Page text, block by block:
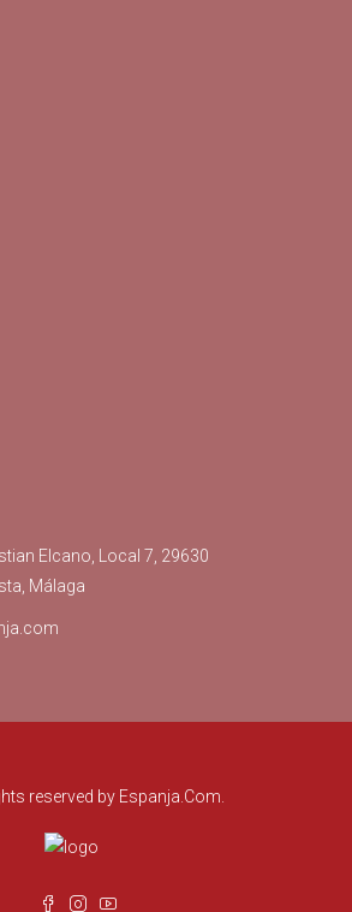
Elcano, Local 7, 29630
Málaga
reserved by Espanja.Com.